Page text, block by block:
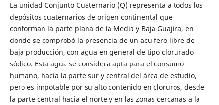
La unidad Conjunto Cuaternario (Q) representa a todos los
depósitos cuaternarios de origen continental que
conforman la parte plana de la Media y Baja Guajira, en
donde se comprobó la presencia de un acuífero libre de
baja producción, con agua en general de tipo clorurado
sódico. Esta agua se considera apta para el consumo
humano, hacia la parte sur y central del área de estudio,
pero es impotable por su alto contenido en cloruros, desde
la parte central hacia el norte y en las zonas cercanas a la